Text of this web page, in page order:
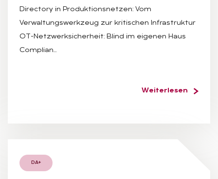
Directory in Produktionsnetzen: Vom
Verwaltungswerkzeug zur kritischen Infrastruktur
OT-Netzwerksicherheit: Blind im eigenen Haus
Complian…
Weiterlesen
DA+